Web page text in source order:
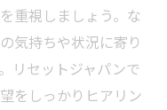
重視しましょう。な
気持ちや状況に寄り
リセットジャパンで
をしっかりヒアリン